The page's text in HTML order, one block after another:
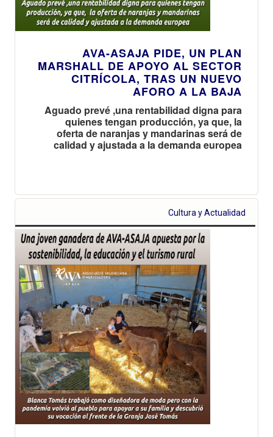
AVA-ASAJA PIDE, UN PLAN
MARSHALL DE APOYO AL SECTOR
CITRÍCOLA, TRAS UN NUEVO
AFORO A LA BAJA
Aguado prevé ,una rentabilidad digna para
quienes tengan producción, ya que, la
oferta de naranjas y mandarinas será de
calidad y ajustada a la demanda europea
Cultura y Actualidad